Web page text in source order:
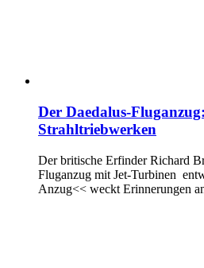
Der Daedalus-
Strahltriebwerken
Der britische Erfinder Richard
Fluganzug mit Jet-Turbinen
Anzug<< weckt Erinnerungen